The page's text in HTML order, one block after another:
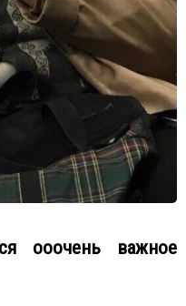
ооочень важное